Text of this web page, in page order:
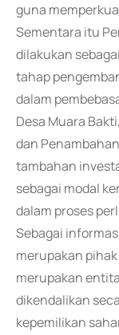
guna
Sementara itu
dilakukan
tahap
dalam
Desa Muara
dan
tambahan
sebagai modal
dalam proses
Sebagai
merupakan
merupakan
dikendalikan
kepemilikan